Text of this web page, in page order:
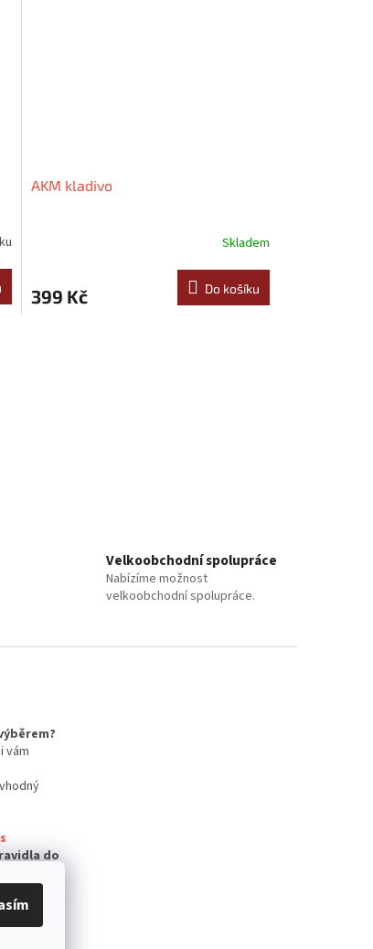
AKM kladivo
Skladem
399 Kč Do košíku
Velkoobchodní spolupráce
Nabízíme možnost
velkoobchodní spolupráce.
vám
do